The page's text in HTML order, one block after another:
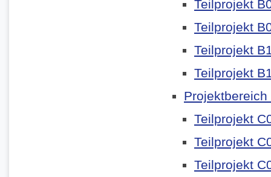
Teilprojekt
Teilprojekt
Teilprojekt
Teilprojekt
Projektbereich
Teilprojekt
Teilprojekt
Teilprojekt